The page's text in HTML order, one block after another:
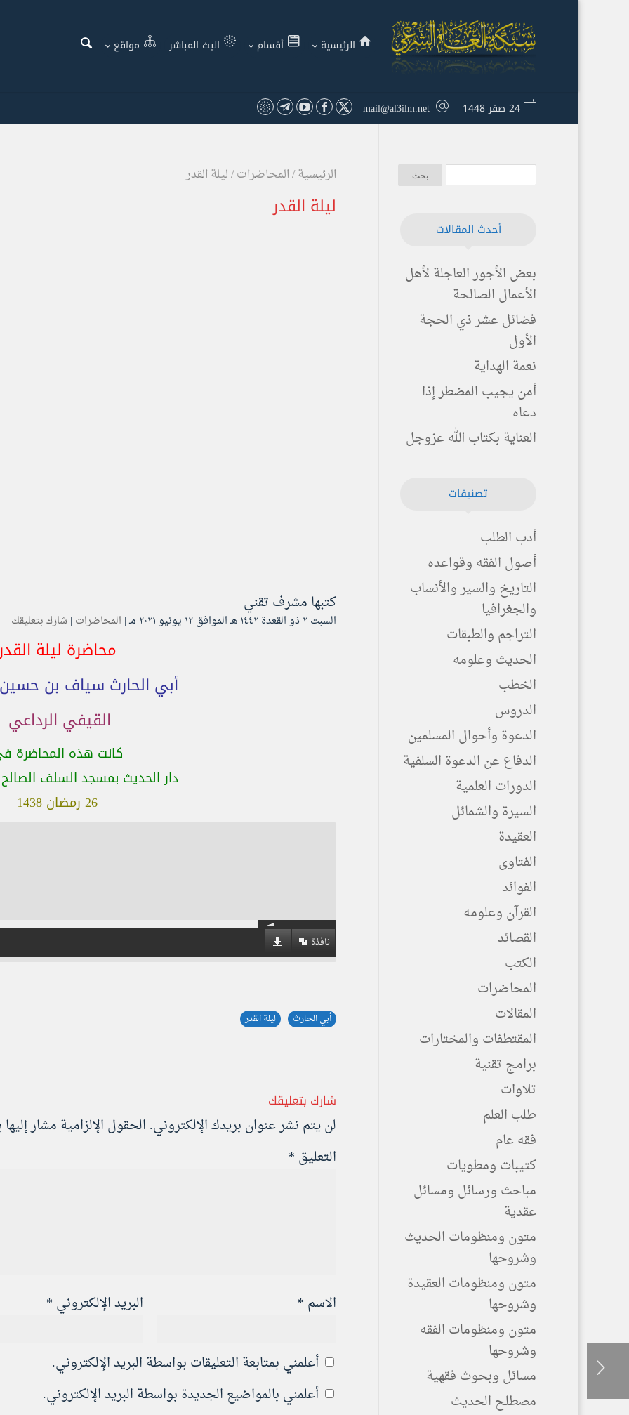
الرئيسية أقسام البث المباشر مواقع
24 صفر 1448 mail@al3ilm.net
الرئيسية/المحاضرات/ليلة القدر
ليلة القدر
كتبها مشرف تقني
السبت ۲ ذو القعدة ۱٤٤۲ هـ الموافق ۱۲ يونيو ۲۰۲۱ مـ | المحاضرات | شارك بتعليقك
محاضرة ليلة
أبي الحارث سياف بن
القيفي الرداعي
كانت هذه المحاضرة
دار الحديث بمسجد السلف الصالح
26 رمضان 1438
نافذة
أبي الحارث ليلة القدر
شارك بتعليقك
لن يتم نشر عنوان بريدك الإلكتروني. الحقول الإلزامية مشار إليها
التعليق *
الاسم * البريد الإلكتروني *
أعلمني بمتابعة التعليقات بواسطة البريد الإلكتروني.
أعلمني بالمواضيع الجديدة بواسطة البريد الإلكتروني.
أحدث المقالات
بعض الأجور العاجلة لأهل
الأعمال الصالحة
فضائل عشر ذي الحجة
الأول
نعمة الهداية
أمن يجيب المضطر إذا
دعاه
العناية بكتاب الله عزوجل
تصنيفات
أدب الطلب
أصول الفقه وقواعده
التاريخ والسير والأنساب
والجغرافيا
التراجم والطبقات
الحديث وعلومه
الخطب
الدروس
الدعوة وأحوال المسلمين
الدفاع عن الدعوة السلفية
الدورات العلمية
السيرة والشمائل
العقيدة
الفتاوى
الفوائد
القرآن وعلومه
القصائد
الكتب
المحاضرات
المقالات
المقتطفات والمختارات
برامج تقنية
تلاوات
طلب العلم
فقه عام
كتيبات ومطويات
مباحث ورسائل ومسائل
عقدية
متون ومنظومات الحديث
وشروحها
متون ومنظومات العقيدة
وشروحها
متون ومنظومات الفقه
وشروحها
مسائل وبحوث فقهية
مصطلح الحديث